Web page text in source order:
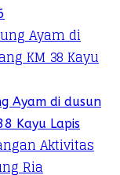
Ayam di dusun
Kayu Lapis